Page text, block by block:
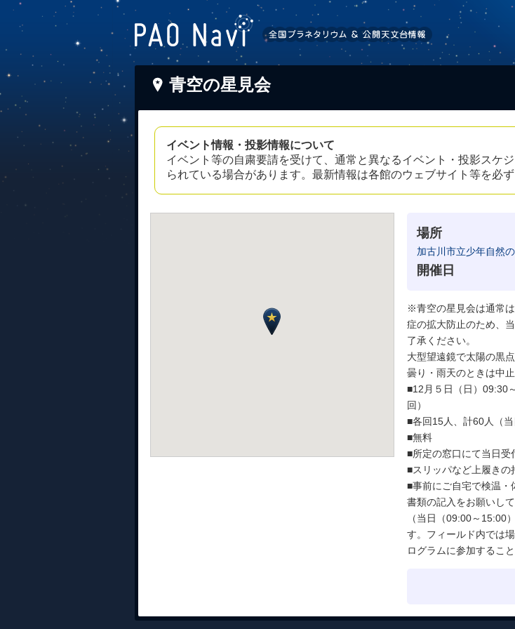
青空の星見会
イベント情報・投影情報について
イベント等の自粛要請を受けて、通常と異なるイベント・投影スケ
られている場合があります。最新情報は各館のウェブサイト等を必ず
場所
加古川市立少年自然
開催日
※青空の星見会は通常
症の拡大防止のため、
了承ください。
大型望遠鏡で太陽の黒
曇り・雨天のときは中止
■12月５日（日）09:30
回）
■各回15人、計60人（当
■無料
■所定の窓口にて当日受
■スリッパなど上履きの
■事前にご自宅で検温・
書類の記入をお願いして
（当日（09:00～15:00
す。フィールド内では
ログラムに参加するこ